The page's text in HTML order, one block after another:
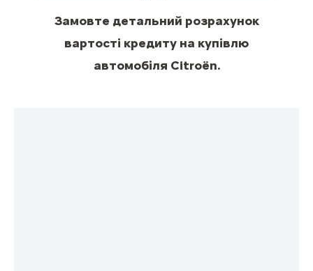
Замовте детальний розрахунок
вартості кредиту на купівлю
автомобіля Citroën.